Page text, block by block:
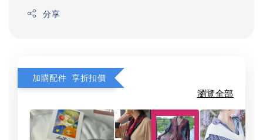
分享
加購配件 享折扣價
瀏覽全部